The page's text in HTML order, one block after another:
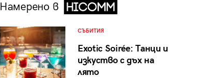
Намерено в
СЪБИТИЯ
Exotic Soirée: Танци и
изкуство с дъх на
лято